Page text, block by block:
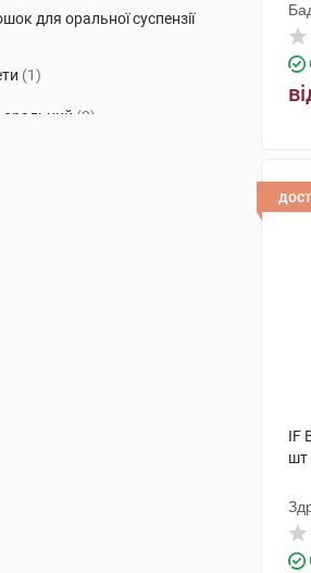
для оральної суспензії
(1)
оральний (2)
IF
шт